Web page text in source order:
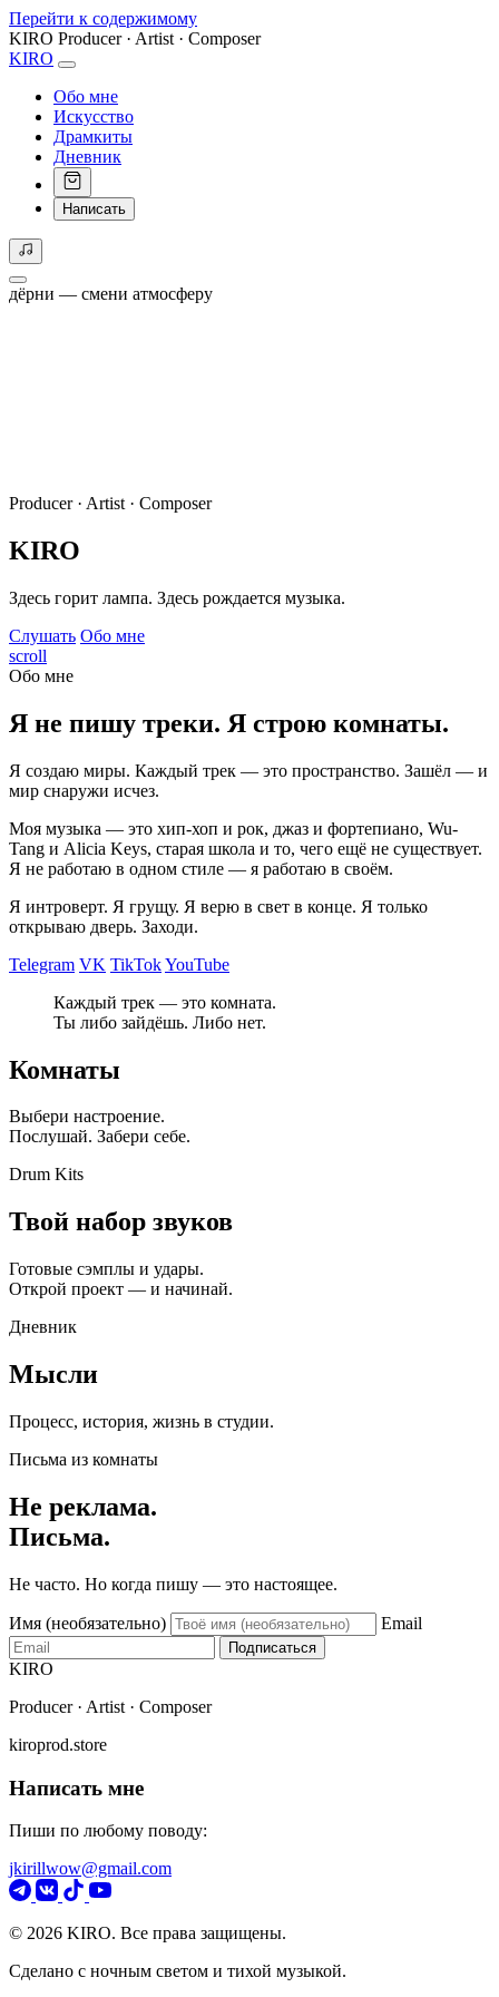
Перейти к содержимому
KIRO Producer · Artist · Composer
KIRO
Обо мне
Искусство
Драмкиты
Дневник
Написать
дёрни — смени атмосферу
Producer · Artist · Composer
KIRO
Здесь горит лампа. Здесь рождается музыка.
Слушать Обо мне
scroll
Обо мне
Я не пишу треки. Я строю комнаты.
Я создаю миры. Каждый трек — это пространство. Зашёл — и
мир снаружи исчез.
Моя музыка — это хип-хоп и рок, джаз и фортепиано, Wu-
Tang и Alicia Keys, старая школа и то, чего ещё не существует.
Я не работаю в одном стиле — я работаю в своём.
Я интроверт. Я грущу. Я верю в свет в конце. Я только
открываю дверь. Заходи.
Telegram VK TikTokYouTube
Каждый трек — это комната.
Ты либо зайдёшь. Либо нет.
Комнаты
Выбери настроение.
Послушай. Забери себе.
Drum Kits
Твой набор звуков
Готовые сэмплы и удары.
Открой проект — и начинай.
Дневник
Мысли
Процесс, история, жизнь в студии.
Письма из комнаты
Не реклама.
Письма.
Не часто. Но когда пишу — это настоящее.
Имя (необязательно) Email
Подписаться
KIRO
Producer · Artist · Composer
kiroprod.store
Написать мне
Пиши по любому поводу:
jkirillwow@gmail.com
© 2026 KIRO. Все права защищены.
Сделано с ночным светом и тихой музыкой.